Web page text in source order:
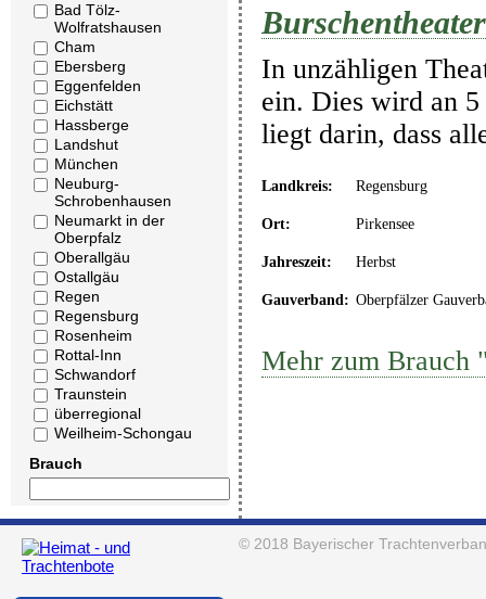
Bad Tölz-
Wolfratshausen
Cham
Ebersberg
Eggenfelden
Eichstätt
Hassberge
Landshut
München
Neuburg-
Schrobenhausen
Neumarkt in der
Oberpfalz
Oberallgäu
Ostallgäu
Regen
Regensburg
Rosenheim
Rottal-Inn
Schwandorf
Traunstein
überregional
Weilheim-Schongau
Brauch
Burschentheater
In unzähligen
ein. Dies wird an
liegt darin, dass
Landkreis: Regensburg
Ort: Pirkensee
Jahreszeit: Herbst
Gauverband: Oberpfälzer
Mehr zum Brauch
© 2018 Bayerischer